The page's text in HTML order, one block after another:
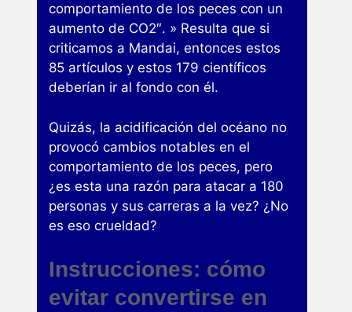
comportamiento de los peces con un
aumento de CO2″. » Resulta que si
criticamos a Mandai, entonces estos
85 artículos y estos 179 científicos
deberían ir al fondo con él.
Quizás, la acidificación del océano no
provocó cambios notables en el
comportamiento de los peces, pero
¿es esta una razón para atacar a 180
personas y sus carreras a la vez? ¿No
es eso crueldad?
Instrucciones: cómo
evitar convertirse en